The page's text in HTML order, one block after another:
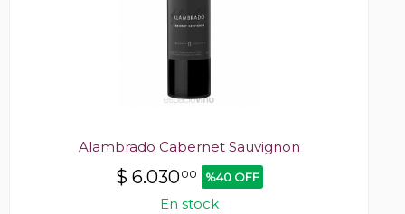
Alambrado Cabernet Sauvignon
$ 6.03000 %40 OFF
En stock